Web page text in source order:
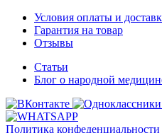
Условия оплаты и
Гарантия на товар
Отзывы
Статьи
Блог о народной
Политика конфеденциальности